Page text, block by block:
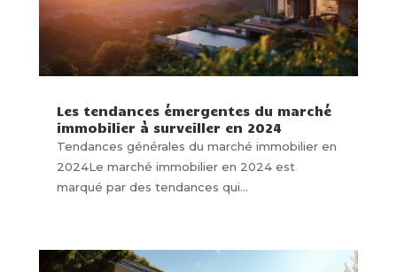
Les tendances émergentes du marché
immobilier à surveiller en 2024
Tendances générales du marché immobilier en
2024Le marché immobilier en 2024 est
marqué par des tendances qui...